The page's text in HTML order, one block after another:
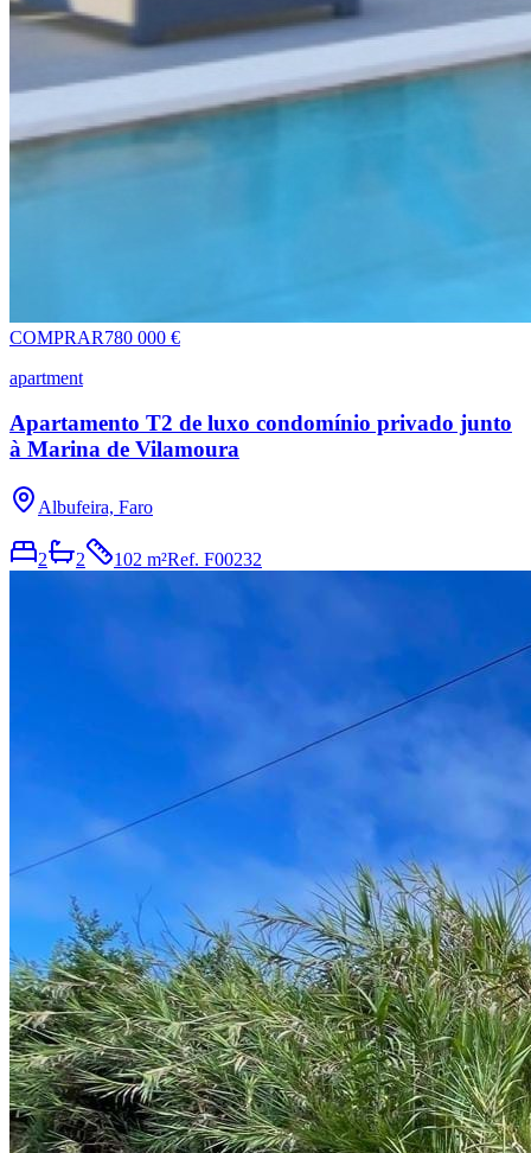
COMPRAR780 000 €
apartment
Apartamento T2 de luxo condomínio privado junto
à Marina de Vilamoura
Albufeira, Faro
2 2 102 m²Ref. F00232